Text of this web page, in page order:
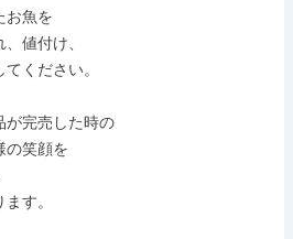
お魚を
値付け、
ください。
が完売した時の
の笑顔を
す。